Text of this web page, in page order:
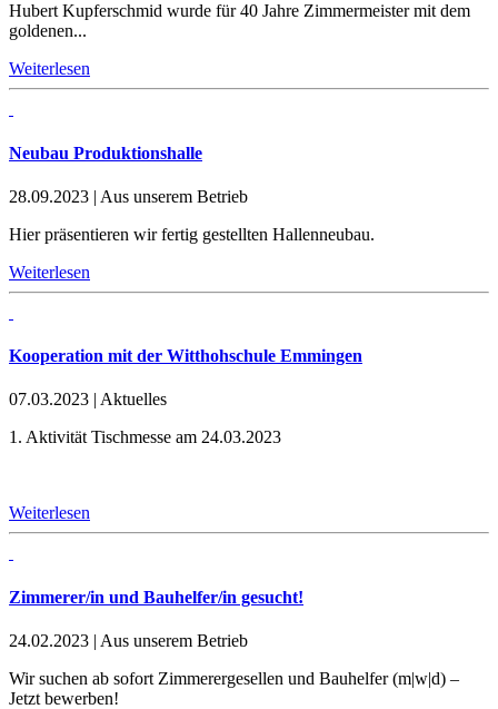
Hubert Kupferschmid wurde für 40 Jahre Zimmermeister mit dem
goldenen...
Weiterlesen
Neubau Produktionshalle
28.09.2023 | Aus unserem Betrieb
Hier präsentieren wir fertig gestellten Hallenneubau.
Weiterlesen
Kooperation mit der Witthohschule Emmingen
07.03.2023 | Aktuelles
1. Aktivität Tischmesse am 24.03.2023
Weiterlesen
Zimmerer/in und Bauhelfer/in gesucht!
24.02.2023 | Aus unserem Betrieb
Wir suchen ab sofort Zimmerergesellen und Bauhelfer (m|w|d) –
Jetzt bewerben!